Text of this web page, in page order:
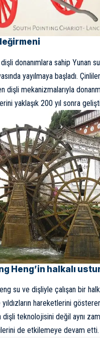
donanımlara sahip Yunan
yayılmaya başladı.
dişli mekanizmalarıyla
yaklaşık 200 yıl sonra
Heng’in halkalı
su ve dişliyle çalışan bir
hareketlerini
teknolojisini değil aynı
de etkilemeye devam etti.